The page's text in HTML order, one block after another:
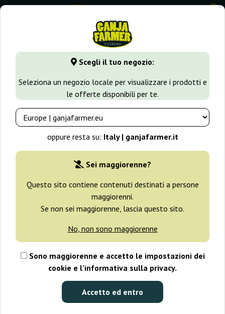
Scegli il tuo negozio:
Seleziona un negozio locale per visualizzare i prodotti e
le offerte disponibili per te.
oppure resta su: Italy | ganjafarmer.it
Sei maggiorenne?
Questo sito contiene contenuti destinati a persone
maggiorenni.
Se non sei maggiorenne, lascia questo sito.
No, non sono maggiorenne
Sono maggiorenne e accetto le impostazioni dei
cookie e l’informativa sulla privacy.
Accetto ed entro
0
GanjaFarmer.it Tipi di Semi Novità
Nuove genetiche e varietà Cali
Filtri Ordinamento